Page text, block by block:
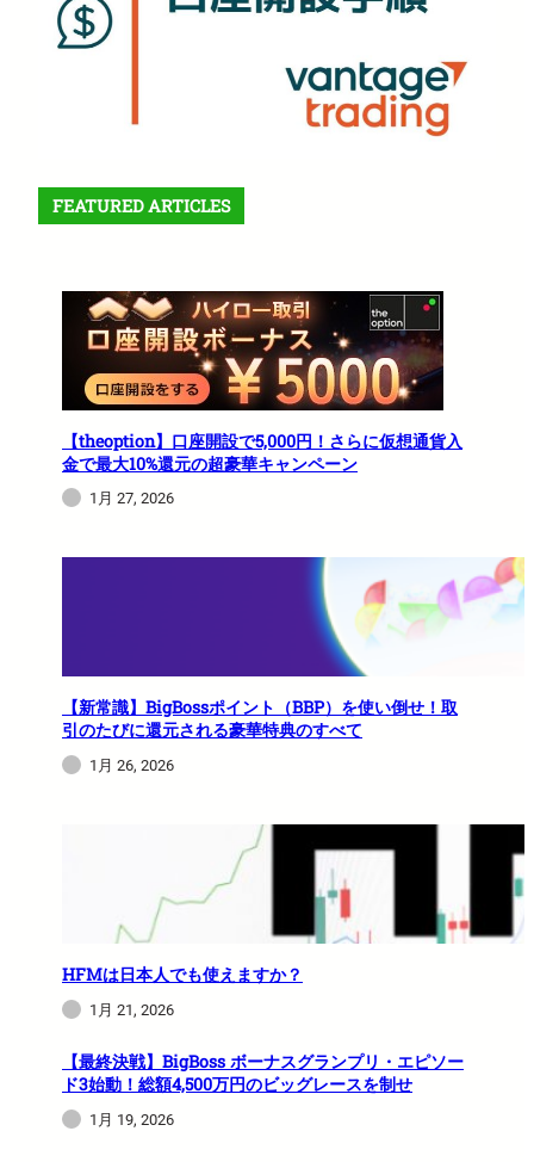
FEATURED ARTICLES
【theoption】口座開設で5,000円！さらに仮想通貨入
金で最大10%還元の超豪華キャンペーン
1月 27, 2026
【新常識】BigBossポイント（BBP）を使い倒せ！取
引のたびに還元される豪華特典のすべて
1月 26, 2026
HFMは日本人でも使えますか？
1月 21, 2026
【最終決戦】BigBoss ボーナスグランプリ・エピソー
ド3始動！総額4,500万円のビッグレースを制せ
1月 19, 2026